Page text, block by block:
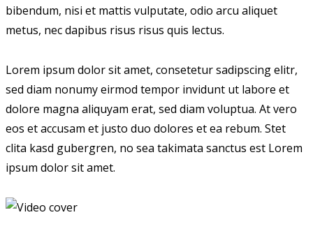
bibendum, nisi et mattis vulputate, odio arcu aliquet
metus, nec dapibus risus risus quis lectus.
Lorem ipsum dolor sit amet, consetetur sadipscing elitr,
sed diam nonumy eirmod tempor invidunt ut labore et
dolore magna aliquyam erat, sed diam voluptua. At vero
eos et accusam et justo duo dolores et ea rebum. Stet
clita kasd gubergren, no sea takimata sanctus est Lorem
ipsum dolor sit amet.